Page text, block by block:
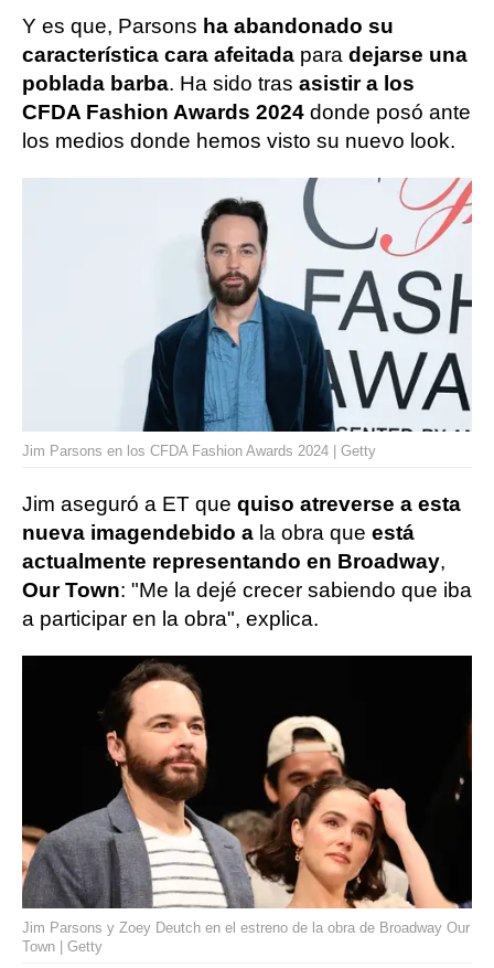
Y es que, Parsons ha abandonado su
característica cara afeitada para dejarse una
poblada barba. Ha sido tras asistir a los
CFDA Fashion Awards 2024 donde posó ante
los medios donde hemos visto su nuevo look.
Jim Parsons en los CFDA Fashion Awards 2024 | Getty
Jim aseguró a ET que quiso atreverse a esta
nueva imagendebido a la obra que está
actualmente representando en Broadway,
Our Town: "Me la dejé crecer sabiendo que iba
a participar en la obra", explica.
Jim Parsons y Zoey Deutch en el estreno de la obra de Broadway Our
Town | Getty